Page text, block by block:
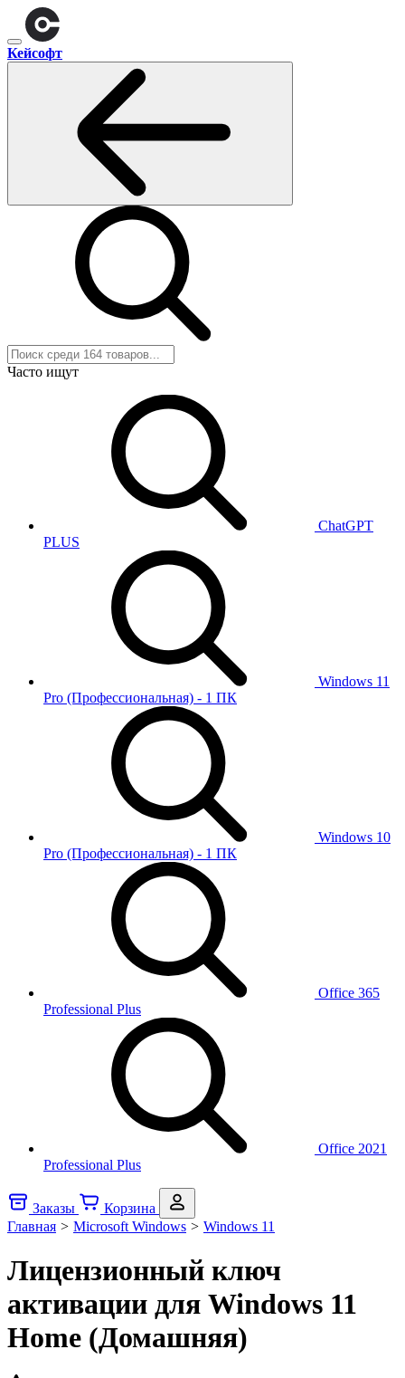
Кейсофт
Часто ищут
ChatGPT
PLUS
Windows 11
Pro (Профессиональная) - 1 ПК
Windows 10
Pro (Профессиональная) - 1 ПК
Office 365
Professional Plus
Office 2021
Professional Plus
Заказы
Корзина
Главная > Microsoft Windows > Windows 11
Лицензионный ключ
активации для Windows 11
Home (Домашняя)